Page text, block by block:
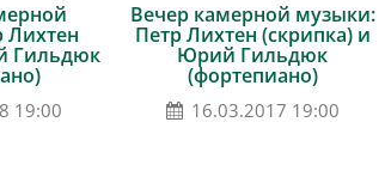
Лихтен
Гильдюк
19:00
Вечер камерной музыки:
Петр Лихтен (скрипка) и
Юрий Гильдюк
(фортепиано)
16.03.2017 19:00